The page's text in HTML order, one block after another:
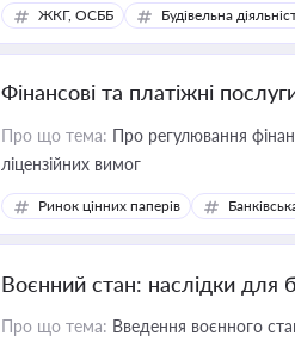
ЖКГ, ОСББ Будівельна
Фінансові та платіжні
Про що тема: Про регулювання фінансових і платіжних
ліцензійних вимог
Ринок цінних паперів
Воєнний стан: наслідки для
Про що тема: Введення воєнного